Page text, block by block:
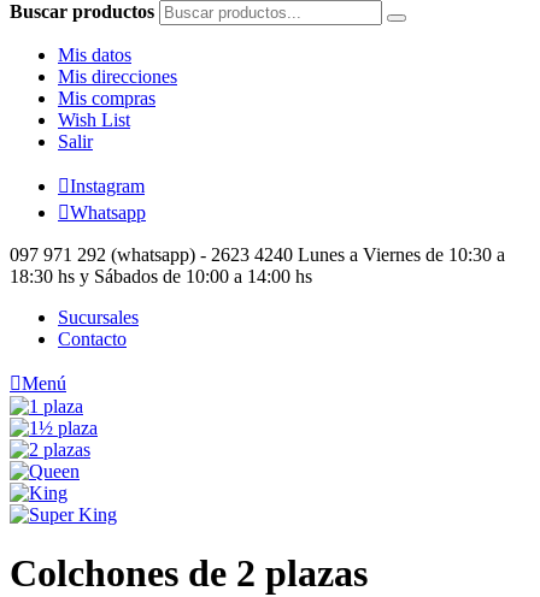
Buscar productos
Mis datos
Mis direcciones
Mis compras
Wish List
Salir
Instagram
Whatsapp
097 971 292 (whatsapp) - 2623 4240 Lunes a Viernes de 10:30 a
18:30 hs y Sábados de 10:00 a 14:00 hs
Sucursales
Contacto
Menú
Colchones de 2 plazas